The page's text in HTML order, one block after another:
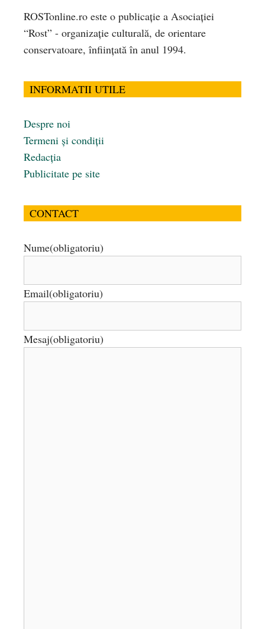
ROSTonline.ro este o publicaţie a Asociaţiei
“Rost” - organizaţie culturală, de orientare
conservatoare, înfiinţată în anul 1994.
INFORMATII UTILE
Despre noi
Termeni și condiții
Redacția
Publicitate pe site
CONTACT
Nume(obligatoriu)
Email(obligatoriu)
Mesaj(obligatoriu)